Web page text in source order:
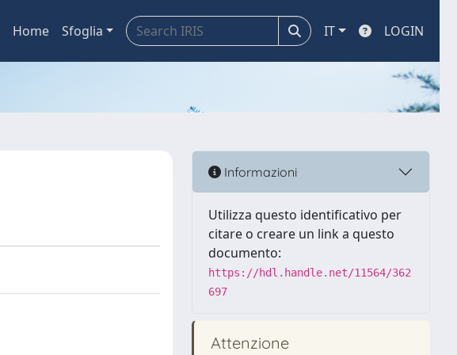
Home Sfoglia IT LOGIN
Informazioni
Utilizza questo identificativo per
citare o creare un link a questo
documento:
https://hdl.handle.net/11564/362
697
Attenzione